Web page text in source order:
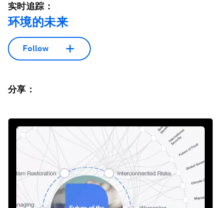
实时追踪：
环境的未来
Follow
分享：